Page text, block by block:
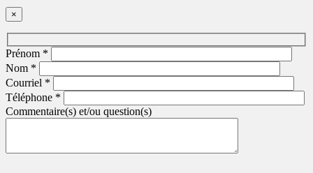
×
Prénom *
Nom *
Courriel *
Téléphone *
Commentaire(s) et/ou question(s)